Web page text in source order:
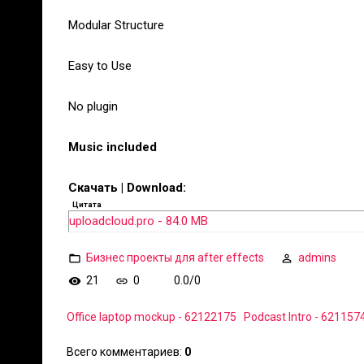
Modular Structure
Easy to Use
No plugin
Music included
Скачать | Download:
Цитата
uploadcloud.pro - 84.0 MB
Бизнес проекты для after effects
admins
21
0 0.0/0
Office laptop mockup - 62122175 Podcast Intro -
Всего комментариев: 0